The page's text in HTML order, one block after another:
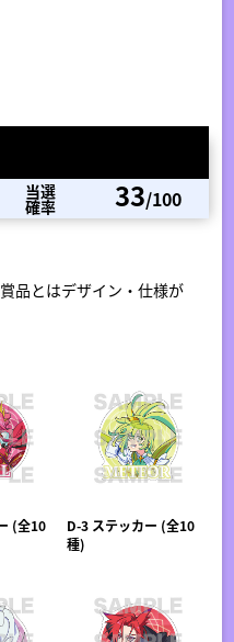
当選
確率 33/100
品とはデザイン・仕様が
(全10
D-3 ステッカー (全10
種)